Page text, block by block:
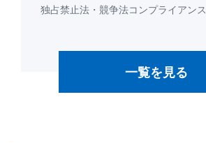
独占禁止法・競争法コンプライアンス
一覧を見る